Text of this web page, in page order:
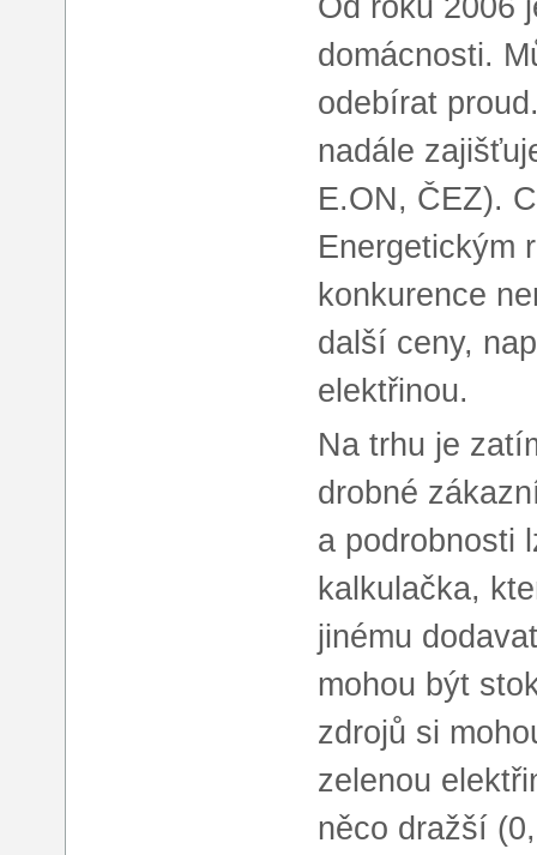
domácnosti.
odebírat
nadále
E.ON, ČEZ).
Energetickým
konkurence
další ceny,
elektřinou.
Na trhu je
drobné
a podrobnosti
kalkulačka,
jinému
mohou být
zdrojů si
zelenou
něco dražší